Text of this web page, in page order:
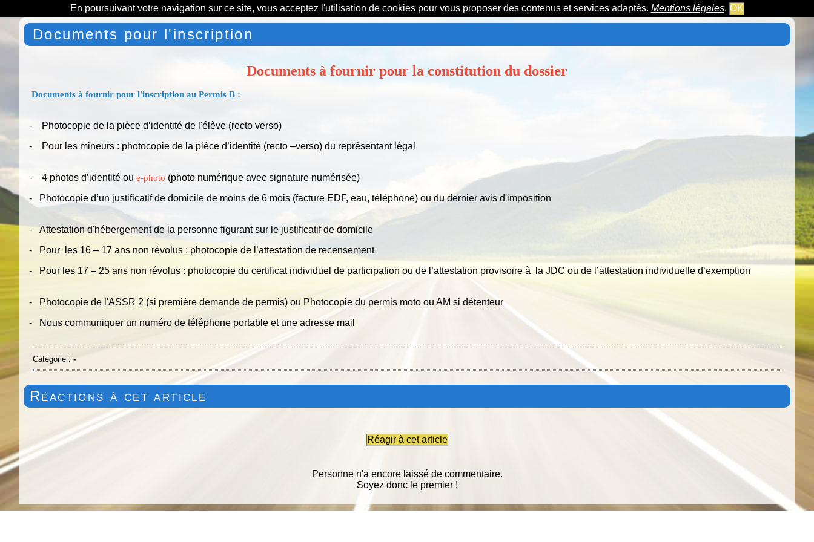
En poursuivant votre navigation sur ce site, vous acceptez l'utilisation de cookies pour vous proposer des contenus et services adaptés. Mentions légales. OK
Documents pour l'inscription
Documents à fournir pour la constitution du dossier
Documents à fournir pour l'inscription au Permis B :
- Photocopie de la pièce d’identité de l'élève (recto verso)
- Pour les mineurs : photocopie de la pièce d’identité (recto –verso) du représentant légal
- 4 photos d’identité ou e-photo (photo numérique avec signature numérisée)
- Photocopie d’un justificatif de domicile de moins de 6 mois (facture EDF, eau, téléphone) ou du dernier avis d'imposition
- Attestation d'hébergement de la personne figurant sur le justificatif de domicile
- Pour les 16 – 17 ans non révolus : photocopie de l’attestation de recensement
- Pour les 17 – 25 ans non révolus : photocopie du certificat individuel de participation ou de l’attestation provisoire à la JDC ou de l’attestation individuelle d’exemption
- Photocopie de l'ASSR 2 (si première demande de permis) ou Photocopie du permis moto ou AM si détenteur
- Nous communiquer un numéro de téléphone portable et une adresse mail
Catégorie : -
Réactions à cet article
Réagir à cet article
Personne n'a encore laissé de commentaire.
Soyez donc le premier !